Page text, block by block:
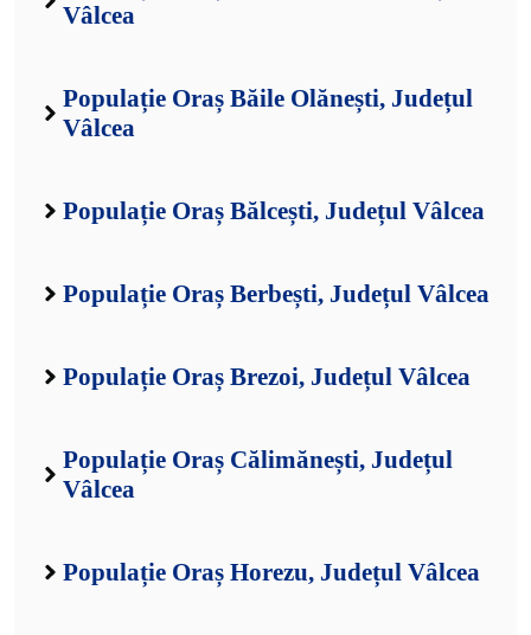
Vâlcea
Populație Oraș Băile Olănești, Județul
Vâlcea
Populație Oraș Bălcești, Județul Vâlcea
Populație Oraș Berbești, Județul Vâlcea
Populație Oraș Brezoi, Județul Vâlcea
Populație Oraș Călimănești, Județul
Vâlcea
Populație Oraș Horezu, Județul Vâlcea